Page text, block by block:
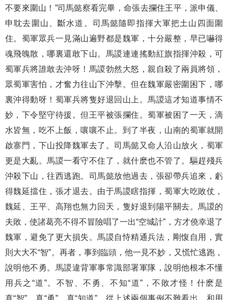
不要來圍山！”司馬懿察看完畢，命張去攔住王平，派申儀、
申耽去圍山、斷水道。司馬懿隨即指揮大軍把土山四面圍
住。蜀軍眾兵一見滿山遍野都是魏軍，十分嚴整，早已嚇得
魂飛魄散，哪裏還敢下山。馬謖連連搖動紅旗指揮沖殺，可
蜀軍兵將誰敢去沖呀！馬謖勃然大怒，親自殺了兩員將領，
眾蜀軍害怕，才奮力往山下沖擊。但在魏軍嚴密圍困下，哪
裏沖得動呀！蜀軍兵將隻好退回山上。馬謖這才知道事情不
妙，下令堅守待援。但王平被張攔住。蜀軍被困了一天，滴
水皆無，吃不上飯，嚷嚷不止。到了半夜，山南的蜀軍就開
啟寨門，下山投降魏軍去了。司馬懿又命人沿山放火，蜀軍
更是大亂。馬謖一看守不住了，就什麽也不管了。驅趕殘兵
沖殺下山，往西逃跑。司馬懿放他過去，張卻帶兵追來，虧
得魏延擋住，張才退去。由于馬謖瞎指揮，蜀軍大吃敗仗，
魏延、王平、高翔也無力回天，隻好退到陽平關去。馬謖的
夫敗，使諸葛亮不得不冒險唱了一出“空城計”，方才僥幸退了
魏軍，避免了更大損失。馬謖自恃精通兵法，剛愎自用，實
則大大不“智”。再者，事到臨頭，他一見不妙，又慌忙逃跑，
說明他不勇。馬謖違背軍事常識部署軍隊，說明他根本不懂
用兵之“道”。不智、不勇、不知“道”，不敗才怪！什麽是
真“智”、真“勇”、真“知道”，從上述兩個事例不難看出。和用